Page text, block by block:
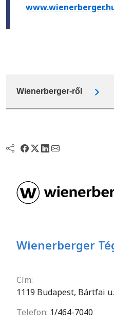
Wienerberger-ről
Wienerberger
Cím:
1119 Budapest, Bártfai
Telefon: 1/464-7040